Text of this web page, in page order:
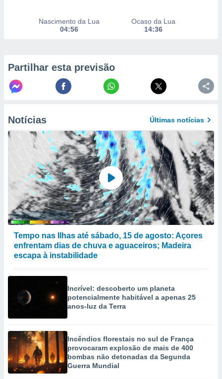
de
ou aceder
para
utilizar
criar
medir
da
os
de
ou
de dados
Nascimento da Lua
04:56
Ocaso da Lua
14:36
Partilhar esta previsão
Notícias Últimas notícias
Tempo nas Ilhas até sábado, 15 de agosto: Açores
enfrentam dias de chuva e aguaceiros; Madeira
escapa à instabilidade
Incrível: descoberto um planeta
potencialmente habitável a apenas 25
anos-luz da Terra
Incêndios florestais no sul de França
provocaram explosão de mais de 400
bombas não detonadas da Segunda
Guerra Mundial